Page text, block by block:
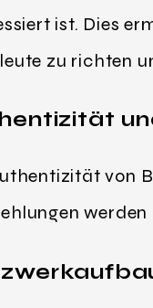
ist. Dies
zu richten
von